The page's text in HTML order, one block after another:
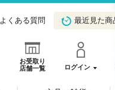
よくある質問 最近見た商
お受取り
店舗一覧
ログイン